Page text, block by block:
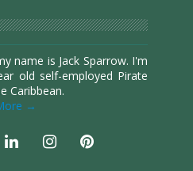
name is Jack Sparrow. I'm
old self-employed Pirate
Caribbean.
→